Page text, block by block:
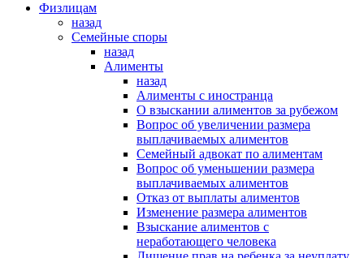
Физлицам
назад
Семейные споры
назад
Алименты
назад
Алименты с иностранца
О взыскании алиментов за рубежом
Вопрос об увеличении размера
выплачиваемых алиментов
Семейный адвокат по алиментам
Вопрос об уменьшении размера
выплачиваемых алиментов
Отказ от выплаты алиментов
Изменение размера алиментов
Взыскание алиментов с
неработающего человека